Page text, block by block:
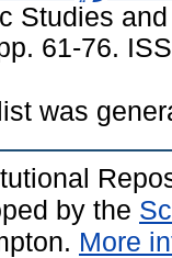
Studies
61-76.
was
by the
More